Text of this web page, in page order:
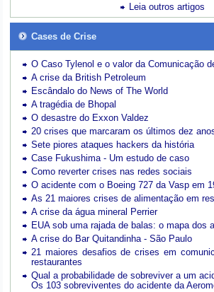
Leia outros artigos
Cases de Crise
O Caso Tylenol e o valor da Comunicação
A crise da British Petroleum
Escândalo do News of The World
A tragédia de Bhopal
O desastre do Exxon Valdez
20 crises que marcaram os últimos dez
Sete piores ataques hackers da história
Case Fukushima - Um estudo de caso
Como reverter crises nas redes sociais
O acidente com o Boeing 727 da Vasp em
As 21 maiores crises de alimentação em
A crise da água mineral Perrier
EUA sob uma rajada de balas: o mapa dos
A crise do Bar Quitandinha - São Paulo
21 maiores desafios de crises em
restaurantes
Qual a probabilidade de sobreviver a um
Os 103 sobreviventes do acidente da